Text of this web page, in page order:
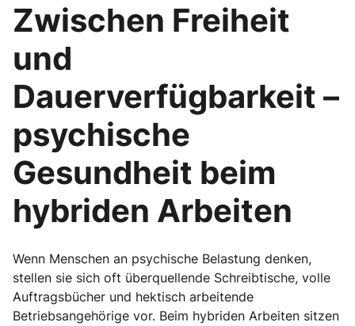
Zwischen Freiheit
und
Dauerverfügbarkeit –
psychische
Gesundheit beim
hybriden Arbeiten
Wenn Menschen an psychische Belastung denken,
stellen sie sich oft überquellende Schreibtische, volle
Auftragsbücher und hektisch arbeitende
Betriebsangehörige vor. Beim hybriden Arbeiten sitzen